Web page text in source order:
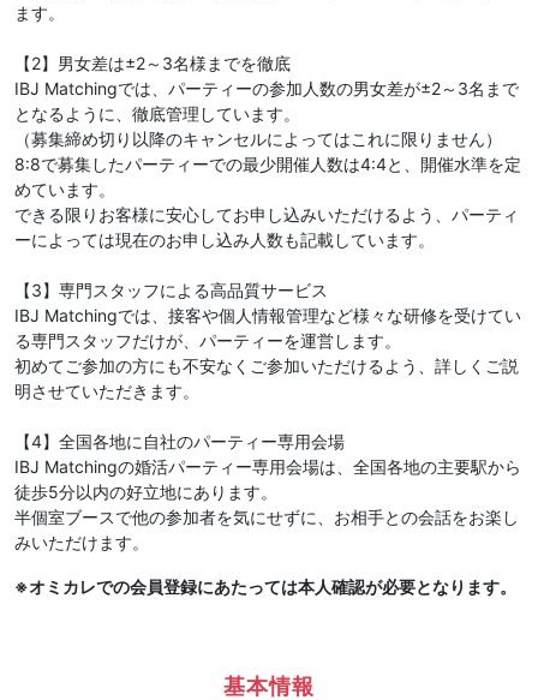
ます。
【2】男女差は±2～3名様までを徹底
IBJ Matchingでは、パーティーの参加人数の男女差が±2～3名まで
となるように、徹底管理しています。
（募集締め切り以降のキャンセルによってはこれに限りません）
8:8で募集したパーティーでの最少開催人数は4:4と、開催水準を定
めています。
できる限りお客様に安心してお申し込みいただけるよう、パーティ
ーによっては現在のお申し込み人数も記載しています。
【3】専門スタッフによる高品質サービス
IBJ Matchingでは、接客や個人情報管理など様々な研修を受けてい
る専門スタッフだけが、パーティーを運営します。
初めてご参加の方にも不安なくご参加いただけるよう、詳しくご説
明させていただきます。
【4】全国各地に自社のパーティー専用会場
IBJ Matchingの婚活パーティー専用会場は、全国各地の主要駅から
徒歩5分以内の好立地にあります。
半個室ブースで他の参加者を気にせずに、お相手との会話をお楽し
みいただけます。
※オミカレでの会員登録にあたっては本人確認が必要となります。
基本情報